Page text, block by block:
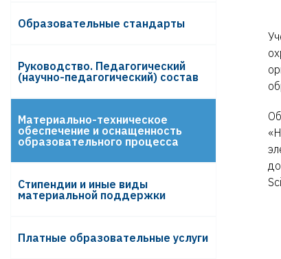
Образовательные стандарты
Руководство. Педагогический
(научно-педагогический) состав
Материально-техническое
обеспечение и оснащенность
образовательного процесса
Стипендии и иные виды
материальной поддержки
Платные образовательные услуги